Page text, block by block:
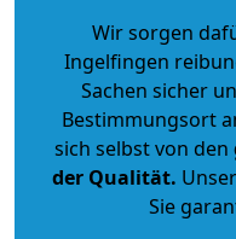
Wir sorgen
Ingelfingen
Sachen sicher
Bestimmungsort
sich selbst von den
der Qualität.
Sie